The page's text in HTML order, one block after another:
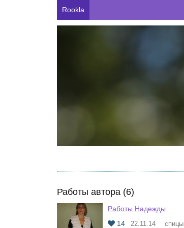
Rookla
Работы автора (6)
Работы Надежды
14
22.11.14 спицы